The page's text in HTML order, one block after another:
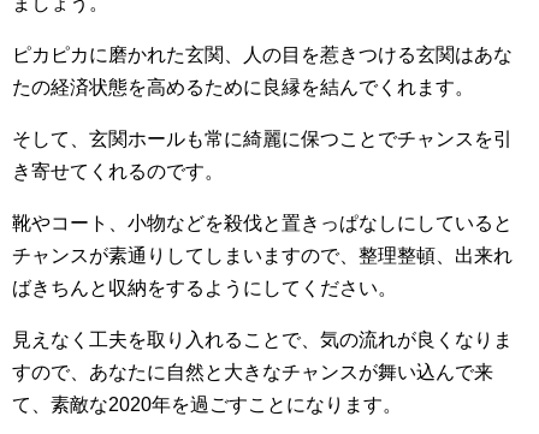
ピカピカに磨かれた玄関、人の目を惹きつける玄関はあな
たの経済状態を高めるために良縁を結んでくれます。
そして、玄関ホールも常に綺麗に保つことでチャンスを引
き寄せてくれるのです。
靴やコート、小物などを殺伐と置きっぱなしにしていると
チャンスが素通りしてしまいますので、整理整頓、出来れ
ばきちんと収納をするようにしてください。
見えなく工夫を取り入れることで、気の流れが良くなりま
すので、あなたに自然と大きなチャンスが舞い込んで来
て、素敵な2020年を過ごすことになります。